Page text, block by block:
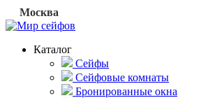
Москва
Каталог
Сейфы
Сейфовые комнаты
Бронированные окна